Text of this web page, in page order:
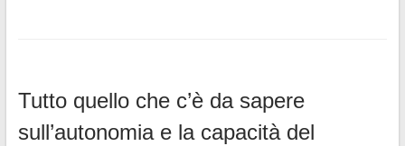
Tutto quello che c’è da sapere
sull’autonomia e la capacità del